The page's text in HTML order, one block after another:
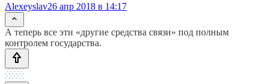
Alexeyslav26 апр 2018 в 14:17
А теперь все эти «другие средства связи» под полным
контролем государства.